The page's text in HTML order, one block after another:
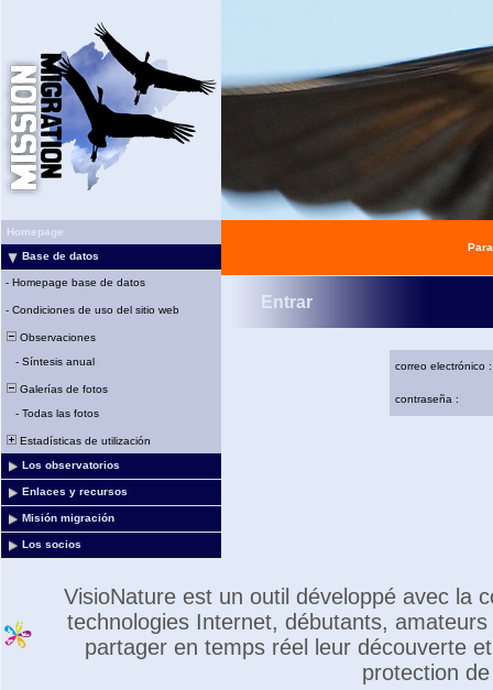
Homepage
Base de datos
- Homepage base de datos
- Condiciones de uso del sitio web
Observaciones
- Síntesis anual
Galerías de fotos
- Todas las fotos
Estadísticas de utilización
Los observatorios
Enlaces y recursos
Misión migración
Los socios
Entrar
correo electrónico :
contraseña :
VisioNature est un outil développé avec la
technologies Internet, débutants,
partager en temps réel leur découverte
protection